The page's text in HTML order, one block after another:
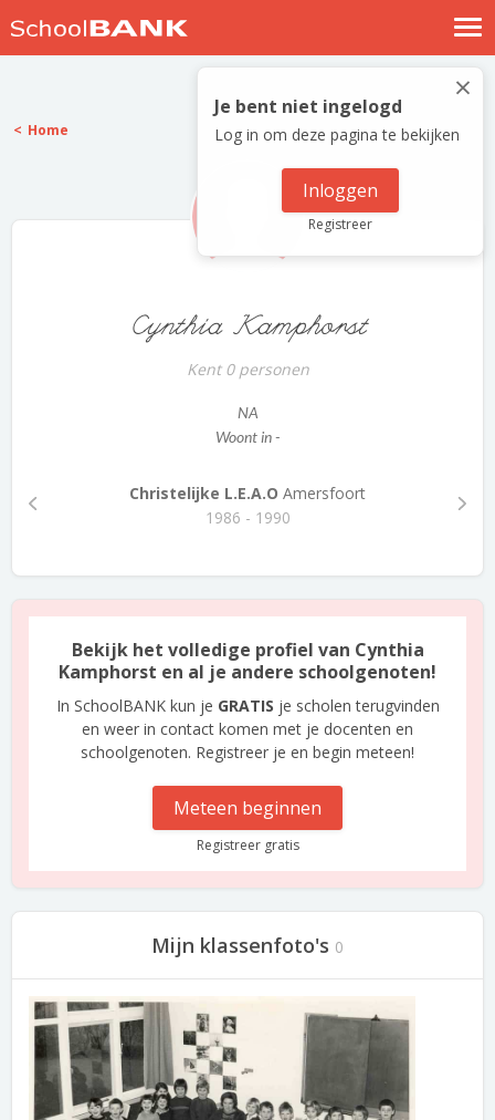
Nostalgische verhalen
Log in
Meld je gratis aan
×
Je bent niet ingelogd
Log in om deze pagina te bekijken
Inloggen
Registreer
Home
Cynthia Kamphorst
Kent 0 personen
NA
Woont in -
Christelijke L.E.A.O Amersfoort
1986 - 1990
Bekijk het volledige profiel van Cynthia
Kamphorst en al je andere schoolgenoten!
In SchoolBANK kun je GRATIS je scholen terugvinden
en weer in contact komen met je docenten en
schoolgenoten. Registreer je en begin meteen!
Meteen beginnen
Registreer gratis
Mijn klassenfoto's 0